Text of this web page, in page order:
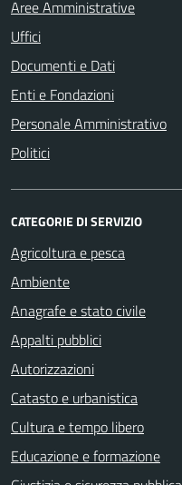
Aree Amministrative
Uffici
Documenti e Dati
Enti e Fondazioni
Personale Amministrativo
Politici
CATEGORIE DI SERVIZIO
Agricoltura e pesca
Ambiente
Anagrafe e stato civile
Appalti pubblici
Autorizzazioni
Catasto e urbanistica
Cultura e tempo libero
Educazione e formazione